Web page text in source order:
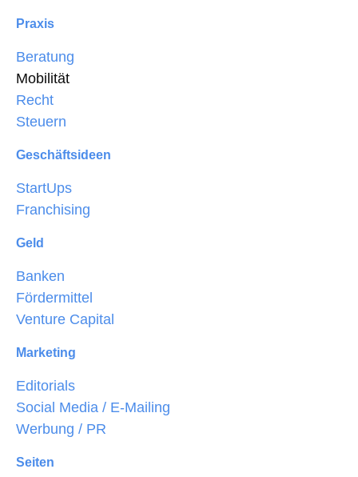
Praxis
Beratung
Mobilität
Recht
Steuern
Geschäftsideen
StartUps
Franchising
Geld
Banken
Fördermittel
Venture Capital
Marketing
Editorials
Social Media / E-Mailing
Werbung / PR
Seiten